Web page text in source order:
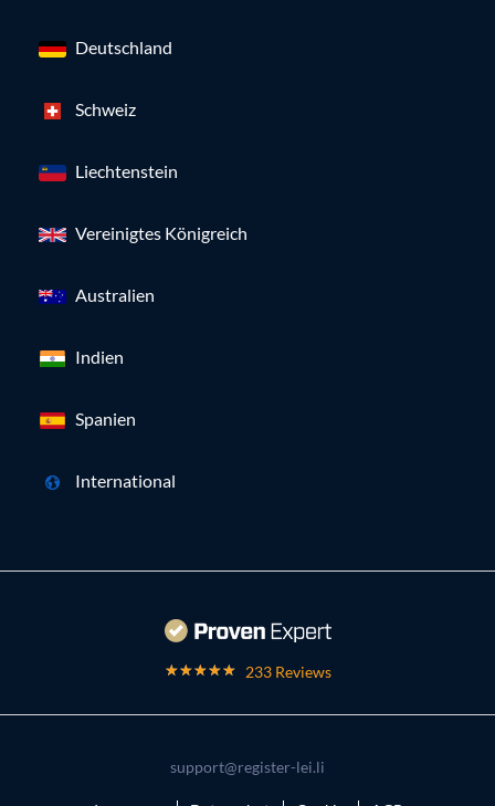
Deutschland
Schweiz
Liechtenstein
Vereinigtes Königreich
Australien
Indien
Spanien
International
233 Reviews
support@register-lei.li